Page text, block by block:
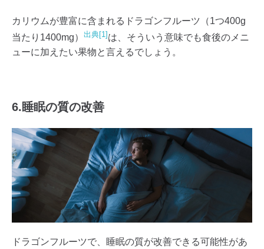
カリウムが豊富に含まれるドラゴンフルーツ（1つ400g
当たり1400mg） 出典[1] は、そういう意味でも食後のメニ
ューに加えたい果物と言えるでしょう。
6.睡眠の質の改善
ドラゴンフルーツで、睡眠の質が改善できる可能性があ